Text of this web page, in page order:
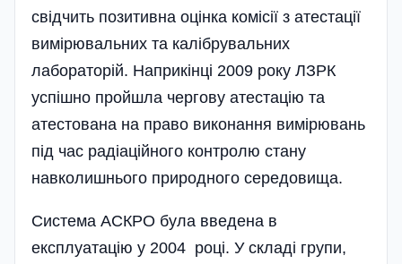
свідчить позитивна оцінка комісії з атестації
вимірювальних та калібрувальних
лабораторій. Наприкінці 2009 року ЛЗРК
успішно пройшла чергову атестацію та
атестована на право виконання вимірювань
під час радіаційного контролю стану
навколишнього природного середовища.
Система АСКРО була введена в
експлуатацію у 2004 році. У складі групи,